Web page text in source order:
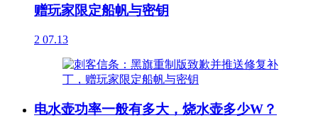
赠玩家限定船帆与密钥
2 07.13
电水壶功率一般有多大，烧水壶多少W？